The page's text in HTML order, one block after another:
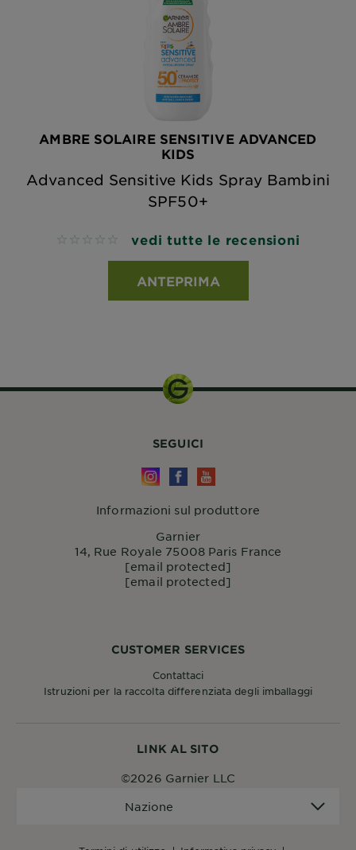
AMBRE SOLAIRE SENSITIVE ADVANCED
KIDS
Advanced Sensitive Kids Spray Bambini
SPF50+
No reviews vedi tutte le recensioni
ANTEPRIMA
LINK AL SITO
Nazione
©2026 Garnier LLC
CUSTOMER SERVICES
Contattaci
Istruzioni per la raccolta differenziata degli imballaggi
SEGUICI
Informazioni sul produttore
Garnier
14, Rue Royale 75008 Paris France
[email protected]
[email protected]